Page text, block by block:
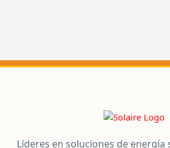
Líderes en soluciones de